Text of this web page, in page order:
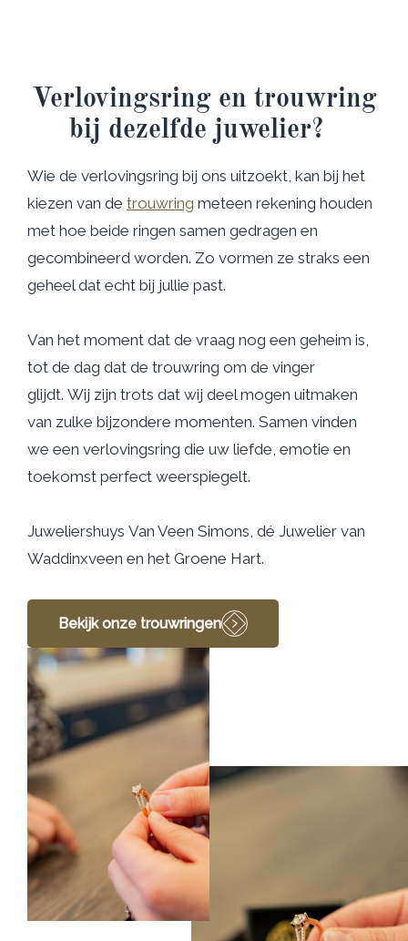
Verlovingsring en trouwring
bij dezelfde juwelier?
Wie de verlovingsring bij ons uitzoekt, kan bij het
kiezen van de trouwring meteen rekening houden
met hoe beide ringen samen gedragen en
gecombineerd worden. Zo vormen ze straks een
geheel dat echt bij jullie past.
Van het moment dat de vraag nog een geheim is,
tot de dag dat de trouwring om de vinger
glijdt. Wij zijn trots dat wij deel mogen uitmaken
van zulke bijzondere momenten. Samen vinden
we een verlovingsring die uw liefde, emotie en
toekomst perfect weerspiegelt.
Juweliershuys Van Veen Simons, dé Juwelier van
Waddinxveen en het Groene Hart.
Bekijk onze trouwringen